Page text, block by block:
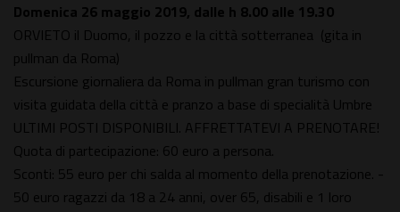
Domenica 26 maggio 2019, dalle h 8.00 alle 19.30
ORVIETO il Duomo, il pozzo e la città sotterranea (gita in
pullman da Roma)
Escursione giornaliera da Roma in pullman gran turismo con
visita guidata della città e pranzo a base di specialità Umbre
ULTIMI POSTI DISPONIBILI. AFFRETTATEVI A PRENOTARE!
Quota di partecipazione: 60 euro a persona.
Sconti: 55 euro per chi salda al momento della prenotazione. -
50 euro ragazzi da 18 a 24 anni, over 65, disabili e 1 loro